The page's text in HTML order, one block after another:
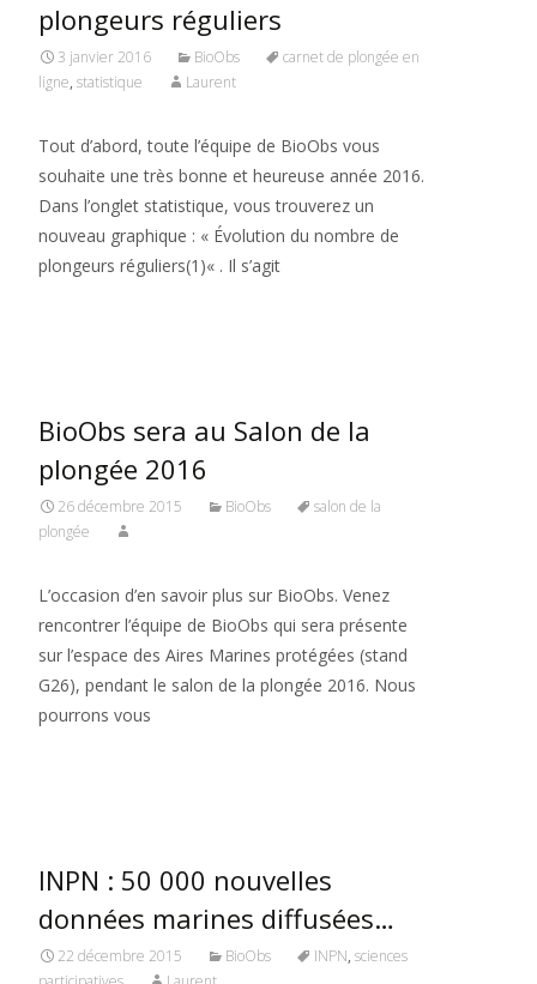
plongeurs réguliers
3 janvier 2016 BioObs
carnet de plongée en
ligne, statistique Laurent
Tout d’abord, toute l’équipe de BioObs vous
souhaite une très bonne et heureuse année 2016.
Dans l’onglet statistique, vous trouverez un
nouveau graphique : « Évolution du nombre de
plongeurs réguliers(1)« . Il s’agit
BioObs sera au Salon de la
plongée 2016
26 décembre 2015 BioObs
salon de la
plongée
L’occasion d’en savoir plus sur BioObs. Venez
rencontrer l’équipe de BioObs qui sera présente
sur l’espace des Aires Marines protégées (stand
G26), pendant le salon de la plongée 2016. Nous
pourrons vous
INPN : 50 000 nouvelles
données marines diffusées…
22 décembre 2015 BioObs INPN, sciences